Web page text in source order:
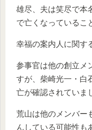
雄尽、夫は笑尽で本
で亡くなっているこ
幸福の案内人に関す
参事官は他の創立メ
すが、柴崎光一・白
亡が確認されていま
荒山は他のメンバー
んしている可能性も